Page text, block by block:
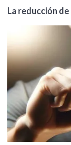
La reducción